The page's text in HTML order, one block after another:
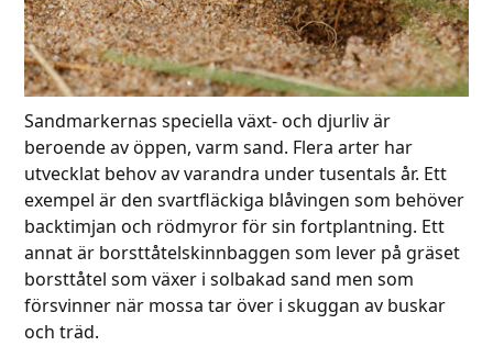
Sandmarkernas speciella växt- och djurliv är
beroende av öppen, varm sand. Flera arter har
utvecklat behov av varandra under tusentals år. Ett
exempel är den svartfläckiga blåvingen som behöver
backtimjan och rödmyror för sin fortplantning. Ett
annat är borsttåtelskinnbaggen som lever på gräset
borsttåtel som växer i solbakad sand men som
försvinner när mossa tar över i skuggan av buskar
och träd.